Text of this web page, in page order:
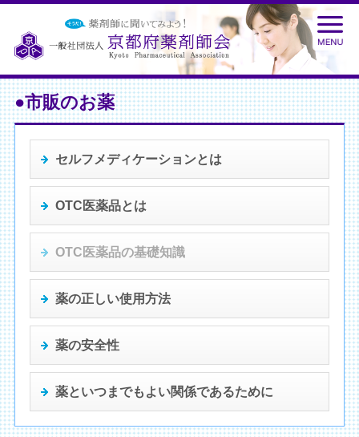
●市販のお薬
セルフメディケーションとは
OTC医薬品とは
OTC医薬品の基礎知識
薬の正しい使用方法
薬の安全性
薬といつまでも よい関係であるために